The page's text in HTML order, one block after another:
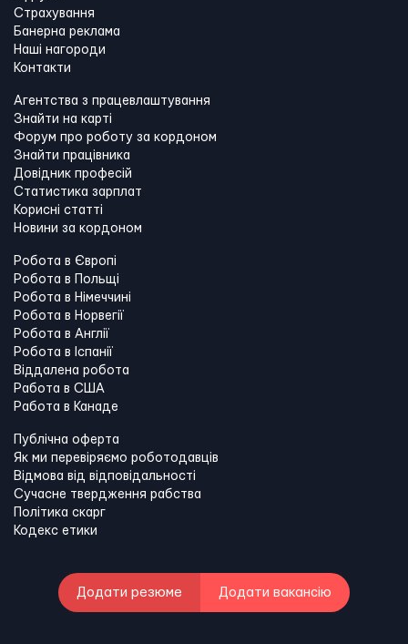
Страхування
Банерна реклама
Наші нагороди
Контакти
Агентства з працевлаштування
Знайти на карті
Форум про роботу за кордоном
Знайти працівника
Довідник професій
Статистика зарплат
Корисні статті
Новини за кордоном
Робота в Європі
Робота в Польщі
Робота в Німеччині
Робота в Норвегії
Робота в Англії
Робота в Іспанії
Віддалена робота
Работа в США
Работа в Канадe
Публічна оферта
Як ми перевіряємо роботодавців
Відмова від відповідальності
Сучасне твердження рабства
Політика скарг
Кодекс етики
Додати резюме Додати вакансію